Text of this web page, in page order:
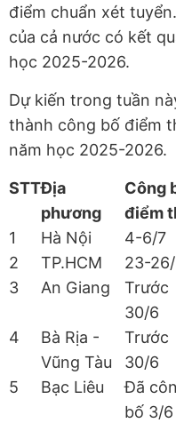
điểm chuẩn xét
của cả nước có kết
học 2025-2026.
Dự kiến trong tuần
thành công bố điểm
năm học 2025-2026.
STTĐịa
phương
Công
điểm
1
Hà Nội 4-6/7
2
TP.HCM 23-
3
An Giang
Trước
30/6
4
Bà Rịa -
Vũng Tàu
Trước
30/6
5 Bạc Liêu
Đã
bố 3/6